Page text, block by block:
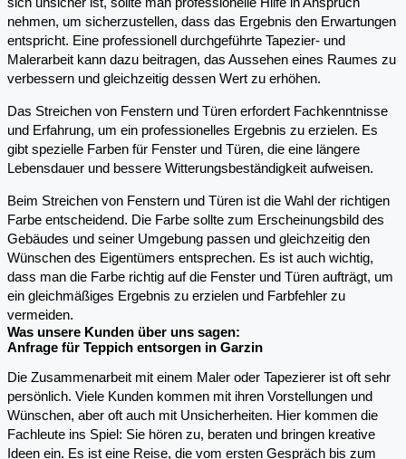
sich unsicher ist, sollte man professionelle Hilfe in Anspruch
nehmen, um sicherzustellen, dass das Ergebnis den Erwartungen
entspricht. Eine professionell durchgeführte Tapezier- und
Malerarbeit kann dazu beitragen, das Aussehen eines Raumes zu
verbessern und gleichzeitig dessen Wert zu erhöhen.
Das Streichen von Fenstern und Türen erfordert Fachkenntnisse
und Erfahrung, um ein professionelles Ergebnis zu erzielen. Es
gibt spezielle Farben für Fenster und Türen, die eine längere
Lebensdauer und bessere Witterungsbeständigkeit aufweisen.
Beim Streichen von Fenstern und Türen ist die Wahl der richtigen
Farbe entscheidend. Die Farbe sollte zum Erscheinungsbild des
Gebäudes und seiner Umgebung passen und gleichzeitig den
Wünschen des Eigentümers entsprechen. Es ist auch wichtig,
dass man die Farbe richtig auf die Fenster und Türen aufträgt, um
ein gleichmäßiges Ergebnis zu erzielen und Farbfehler zu
vermeiden.
Was unsere Kunden über uns sagen:
Anfrage für Teppich entsorgen in Garzin
Die Zusammenarbeit mit einem Maler oder Tapezierer ist oft sehr
persönlich. Viele Kunden kommen mit ihren Vorstellungen und
Wünschen, aber oft auch mit Unsicherheiten. Hier kommen die
Fachleute ins Spiel: Sie hören zu, beraten und bringen kreative
Ideen ein. Es ist eine Reise, die vom ersten Gespräch bis zum